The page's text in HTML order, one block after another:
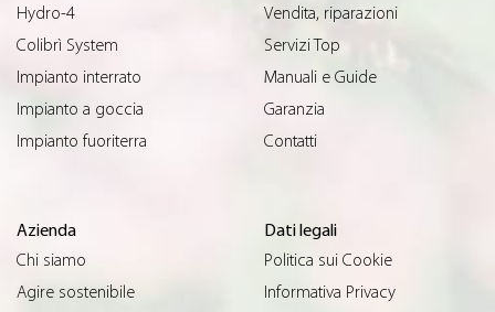
Hydro-4
Colibrì System
Impianto interrato
Impianto a goccia
Impianto fuoriterra
Vendita, riparazioni
Servizi Top
Manuali e Guide
Garanzia
Contatti
Azienda
Chi siamo
Agire sostenibile
Dati legali
Politica sui Cookie
Informativa Privacy